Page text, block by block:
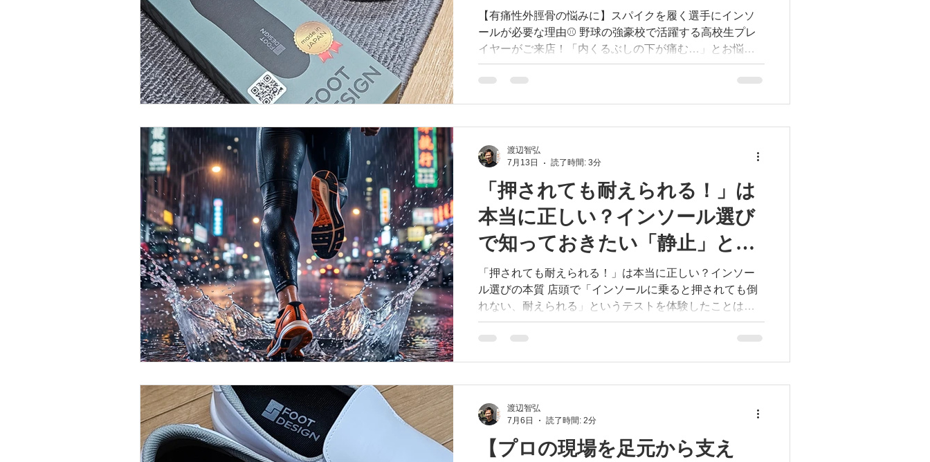
#FOOTDESIGN #フットデザイン #スノーボード #スキー
#ウィンタースポーツ #
ルの関係
【有痛性外脛骨の悩みに】スパイクを履く選手にインソ
ールが必要な理由⚾️ 野球の強豪校で活躍する高校生プレ
イヤーがご来店！「内くるぶしの下が痛む…」とお悩み
で、病院で『有痛性外脛骨』と告げられたとお話しして
くださいました。 実はこれ、スパイクを履く野球やサッ
FOOTDESIGNのカスタムインソールを作製！ 下から無理
に「支えず」、足本来の動きを活かしながら 足が内側へ
倒れ込む過度な動きをサポート 局所的なストレスを分散
踏ん張り力をスムーズに伝達 し、足元から本来のパフォ
ーマンスを引き出します。 「練習後半になると足の内側
が気になる…」と我慢してプレーを続ける前に、ぜひ普
段お使いのスパイクを持ってFOOTLABへご相談くださ
ザイン #有痛性外脛骨 #野球スパイク #高校野球 #カスタ
ムインソール #スポーツ障害 #動ける
「押されても耐えられる！」は
本当に正しい？インソール選び
で知っておきたい「静止」と
「動作」の違い
「押されても耐えられる！」は本当に正しい？インソー
ル選びの本質 店頭で「インソールに乗ると押されても倒
れない、耐えられる」というテストを体験したことはあ
りませんか？魔法のような変化に驚き、良いインソール
の証拠だと思ってしまいがちですが、FOOTLABはあえて
人間の身体はじっと静止するためではなく、「動く」た
めにあります。立ち方や力の角度で変わる「静止状態の
テスト」で一瞬踏ん張れることと、日常で何万歩も動き
続ける中で足をサポートすることは全くの別物です。一
瞬の体験に目を奪われると、「動かなければならない」
渡辺智弘
7月13日
読了時間: 3分
【プロの現場を足元から支え
渡辺智弘
7月6日
読了時間: 2分